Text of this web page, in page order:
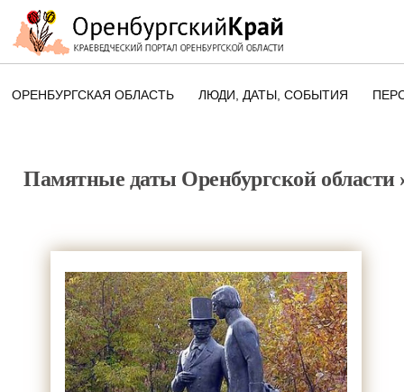
ОРЕНБУРГСКАЯ ОБЛАСТЬ ЛЮДИ, ДАТЫ, CОБЫТИЯ
ПАМЯТНЫЕ ДАТЫ
Памятные даты Оренбургской области